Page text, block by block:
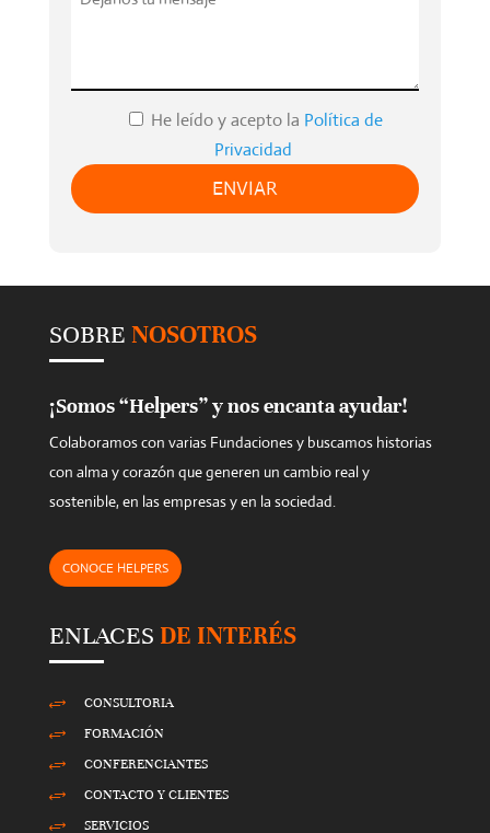
e
f
i
p
t
.
He leído y acepto la Política de
Privacidad
SOBRE NOSOTROS
¡Somos “Helpers” y nos encanta ayudar!
Colaboramos con varias Fundaciones y buscamos historias
con alma y corazón que generen un cambio real y
sostenible, en las empresas y en la sociedad.
CONOCE HELPERS
ENLACES DE INTERÉS
+ CONSULTORIA
+ FORMACIÓN
+ CONFERENCIANTES
+ CONTACTO Y CLIENTES
+ SERVICIOS